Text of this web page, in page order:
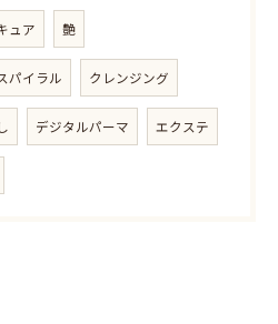
ュア 艶
パイラル クレンジング
デジタルパーマ エクステ